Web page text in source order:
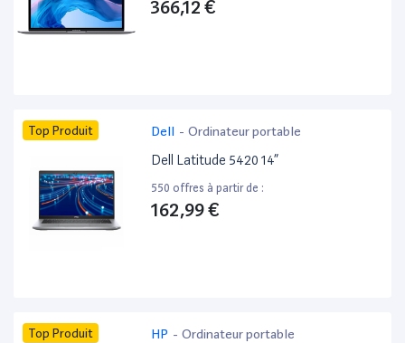
366,12 €
Top Produit Dell - Ordinateur portable
Dell Latitude 5420 14”
550 offres à partir de :
162,99 €
Top Produit HP - Ordinateur portable